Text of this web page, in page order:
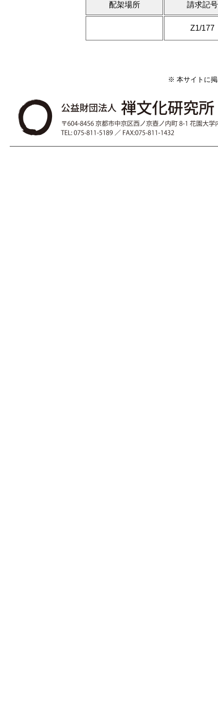
配架場所 請求記号
Z1/177
※ 本サイトに